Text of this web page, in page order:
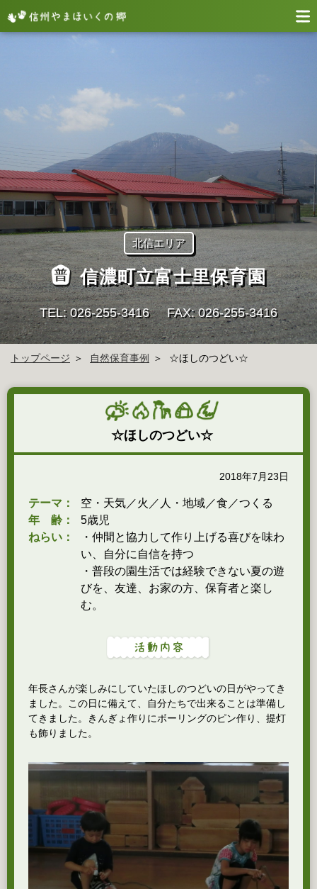
北信エリア
信濃町立富士里保育園
TEL: 026-255-3416 FAX: 026-255-3416
トップページ 自然保育事例 ☆ほしのつどい☆
☆ほしのつどい☆
2018年7月23日
テーマ：
空・天気／火／人・地域／食／つくる
年 齢：
5歳児
ねらい：
・仲間と協力して作り上げる喜びを味わ
い、自分に自信を持つ
・普段の園生活では経験できない夏の遊
びを、友達、お家の方、保育者と楽し
む。
年長さんが楽しみにしていたほしのつどいの日がやってき
ました。この日に備えて、自分たちで出来ることは準備し
てきました。きんぎょ作りにボーリングのピン作り、提灯
も飾りました。